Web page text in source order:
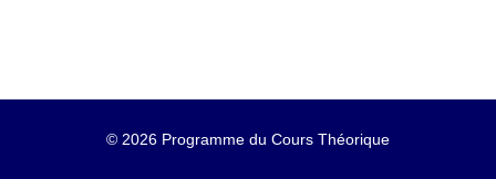
© 2026 Programme du Cours Théorique